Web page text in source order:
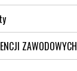
ZAWODOWYCH